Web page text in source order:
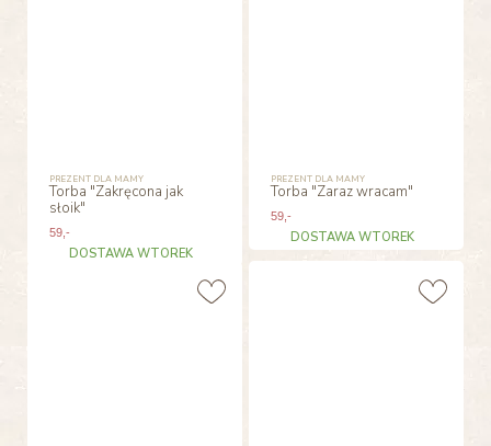
PREZENT DLA MAMY
Torba "Zakręcona jak
słoik"
59,-
DOSTAWA WTOREK
PREZENT DLA MAMY
Torba "Zaraz wracam"
59 ,-
DOSTAWA WTOREK